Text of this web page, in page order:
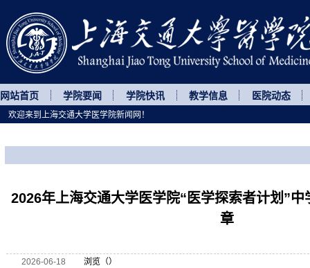
网站首页 学院要闻 学院快讯 教学信息 医院动态
2026年上海交通大学医学院“医学探索者计划”
章
2026-06-18 浏览（）
欢迎来到上海交通大学医学院新闻网！